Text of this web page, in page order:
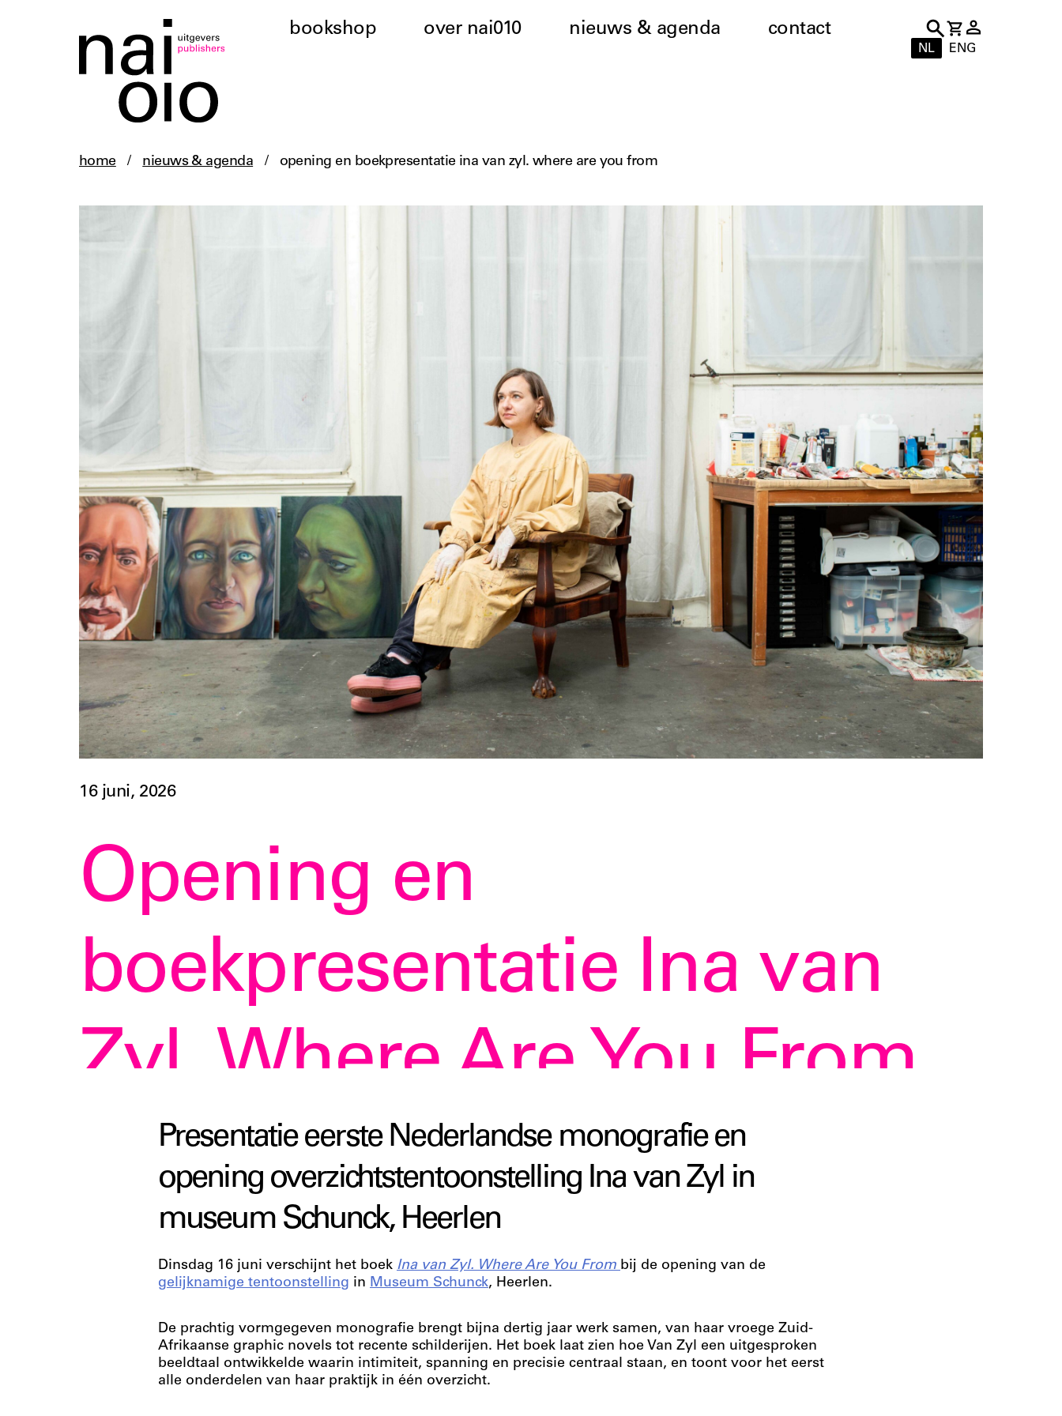
bookshop over nai010 nieuws & agenda contact
NL ENG
home / nieuws & agenda / opening en boekpresentatie ina van zyl. where are you from
16 juni, 2026
Opening en
boekpresentatie Ina van
Zyl. Where Are You From
Presentatie eerste Nederlandse monografie en
opening overzichtstentoonstelling Ina van Zyl in
museum Schunck, Heerlen
Dinsdag 16 juni verschijnt het boek Ina van Zyl. Where Are You From bij de opening van de
gelijknamige tentoonstelling in Museum Schunck, Heerlen.
De prachtig vormgegeven monografie brengt bijna dertig jaar werk samen, van haar vroege Zuid-
Afrikaanse graphic novels tot recente schilderijen. Het boek laat zien hoe Van Zyl een uitgesproken
beeldtaal ontwikkelde waarin intimiteit, spanning en precisie centraal staan, en toont voor het eerst
alle onderdelen van haar praktijk in één overzicht.